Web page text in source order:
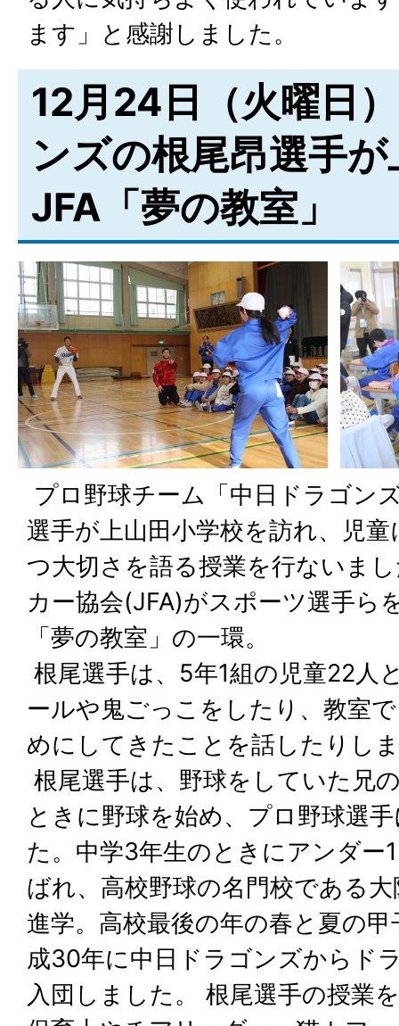
ます」と感謝しました。
12月24日（火曜日
ンズの根尾昂選手
JFA「夢の教室」
プロ野球チーム「中日ドラゴン
選手が上山田小学校を訪れ、児
つ大切さを語る授業を行ないま
カー協会(JFA)がスポーツ選手ら
「夢の教室」の一環。
根尾選手は、5年1組の児童22人
ールや鬼ごっこをしたり、教室
めにしてきたことを話したりし
根尾選手は、野球をしていた兄
ときに野球を始め、プロ野球選
た。中学3年生のときにアンダー
ばれ、高校野球の名門校である
進学。高校最後の年の春と夏の
成30年に中日ドラゴンズからド
入団しました。 根尾選手の授業